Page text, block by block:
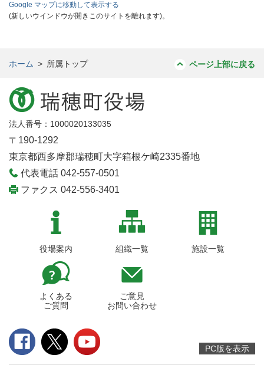
Google マップに移動して表示する
(新しいウインドウが開きこのサイトを離れます)。
ホーム > 所属トップ ページ上部に戻る
法人番号：1000020133035
〒190-1292
東京都西多摩郡瑞穂町大字箱根ケ崎2335番地
代表電話 042-557-0501
ファクス 042-556-3401
役場案内 組織一覧 施設一覧
よくある
ご質問
ご意見
お問い合わせ
PC版を表示